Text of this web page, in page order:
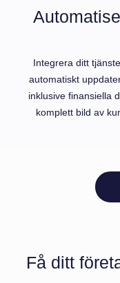
Integrera ditt
automatiskt
inklusive finansiella
komplett bild av
Få ditt